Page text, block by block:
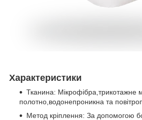
Характеристики
Тканина: Мікрофібра,трикотажне
полотно,водонепроникна та
Метод кріплення: За допомогою